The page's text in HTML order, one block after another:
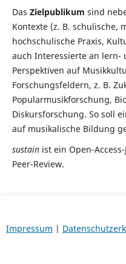
Das Zielpublikum sind
Kontexte (z. B. schulische,
hochschulische Praxis,
auch Interessierte an
Perspektiven auf
Forschungsfeldern, z. B.
Popularmusikforschung,
Diskursforschung. So soll
auf musikalische Bildung
sustain ist ein Open-
Peer-Review.
Impressum |